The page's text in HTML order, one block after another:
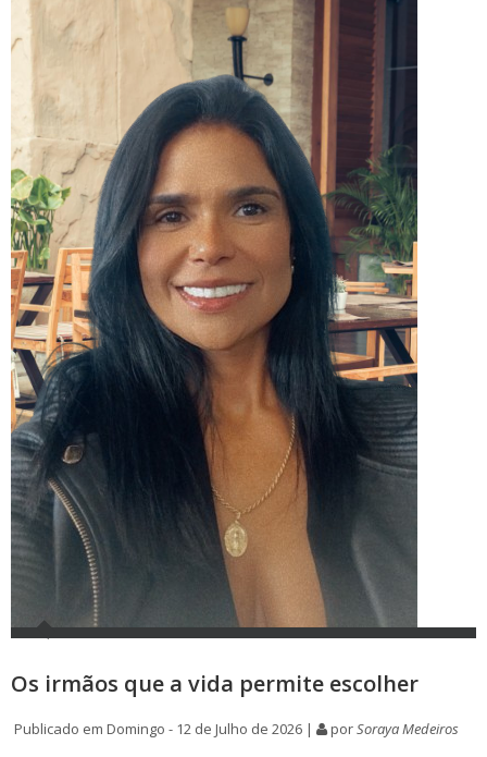
Os irmãos que a vida permite escolher
Publicado em Domingo - 12 de Julho de 2026 | porSoraya Medeiros